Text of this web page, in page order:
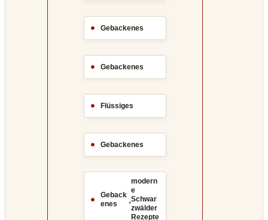
Gebackenes
Gebackenes
Flüssiges
Gebackenes
Geback
enes
,
modern
e
Schwar
zwälder
Rezepte